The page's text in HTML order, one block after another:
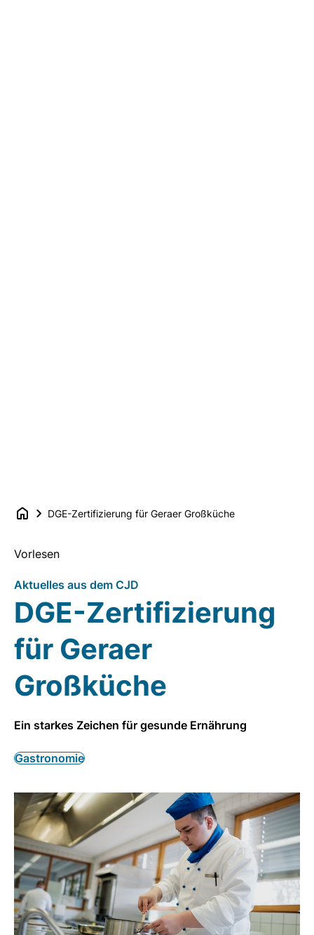
DGE-Zertifizierung für Geraer Großküche
Vorlesen
Aktuelles aus dem CJD
DGE-Zertifizierung
für Geraer
Großküche
Ein starkes Zeichen für gesunde Ernährung
Gastronomie